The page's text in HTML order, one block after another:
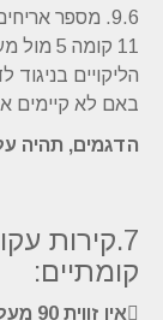
9.6. מספר
11 קומה 5 מול מעלית.
באם לא קיימים
הדגמים, תהיה עלות
7.קירות
קומתיים:
אין זווית 90 מעלות במפגשי קירות באופן חריג כגון